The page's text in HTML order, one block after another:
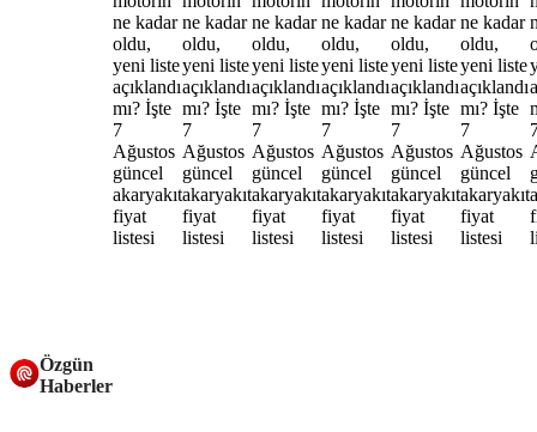
Özgün
Haberler